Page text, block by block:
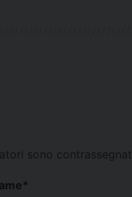
sono contrassegnati
*